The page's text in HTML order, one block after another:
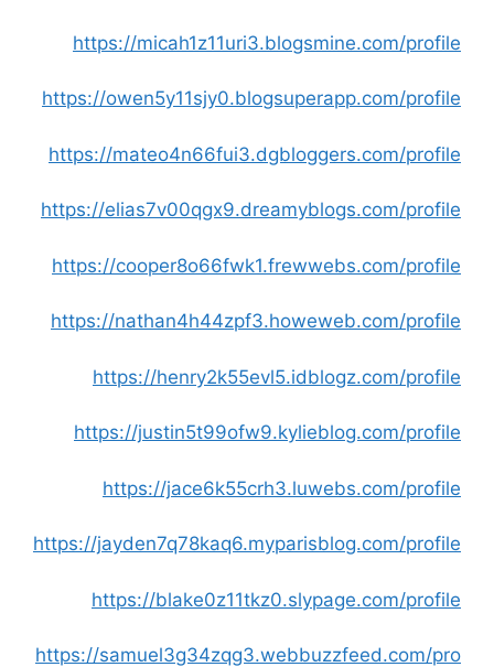
https://micah1z11uri3.blogsmine.com/profile
https://owen5y11sjy0.blogsuperapp.com/profile
https://mateo4n66fui3.dgbloggers.com/profile
https://elias7v00qgx9.dreamyblogs.com/profile
https://cooper8o66fwk1.frewwebs.com/profile
https://nathan4h44zpf3.howeweb.com/profile
https://henry2k55evl5.idblogz.com/profile
https://justin5t99ofw9.kylieblog.com/profile
https://jace6k55crh3.luwebs.com/profile
https://jayden7q78kaq6.myparisblog.com/profile
https://blake0z11tkz0.slypage.com/profile
https://samuel3g34zqg3.webbuzzfeed.com/pro